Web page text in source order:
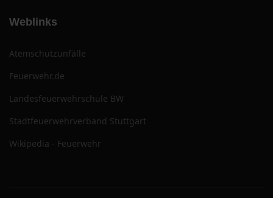
Weblinks
Atemschutzunfälle
Feuerwehr.de
Landesfeuerwehrschule BW
Stadtfeuerwehrverband Stuttgart
Wikipedia - Feuerwehr